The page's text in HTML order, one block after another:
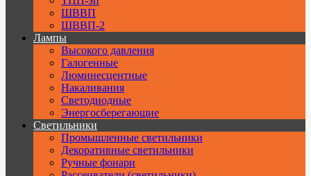
ШВВП
ШВВП-2
Лампы
Высокого давления
Галогенные
Люминесцентные
Накаливания
Светодиодные
Энергосберегающие
Светильники
Промышленные светильники
Декоративные светильники
Ручные фонари